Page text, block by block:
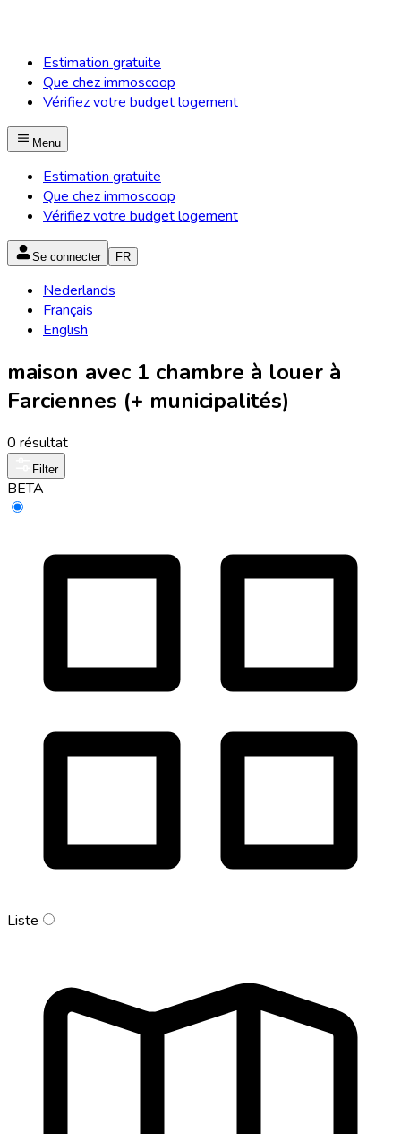
Estimation gratuite
Que chez immoscoop
Vérifiez votre budget logement
Menu
Estimation gratuite
Que chez immoscoop
Vérifiez votre budget logement
Se connecter FR
Nederlands
Français
English
maison avec 1 chambre à louer à
Farciennes (+ municipalités)
0 résultat
Filter
BETA
Liste